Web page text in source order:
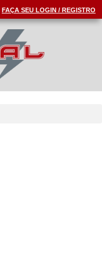
FAÇA SEU LOGIN / REGISTRO